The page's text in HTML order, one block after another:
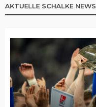
AKTUELLE SCHALKE NEWS